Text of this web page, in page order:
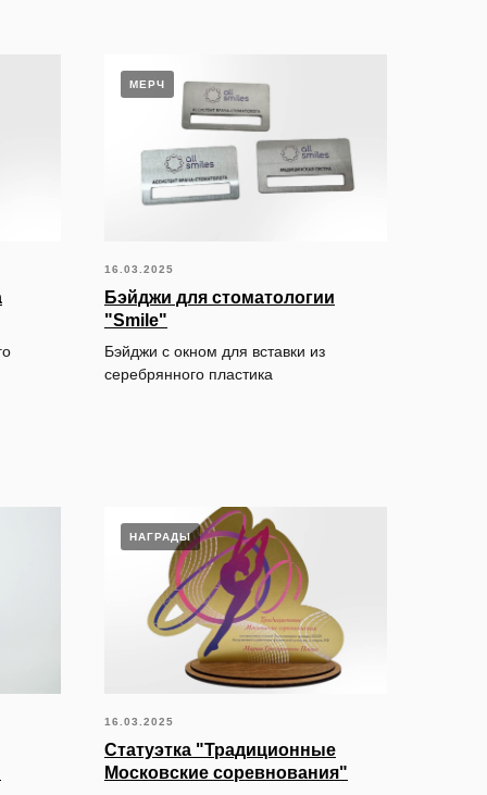
МЕРЧ
16.03.2025
Бэйджи для стоматологии
"Smile"
Бэйджи с окном для вставки из
серебрянного пластика
НАГРАДЫ
16.03.2025
Статуэтка "Традиционные
Московские соревнования"